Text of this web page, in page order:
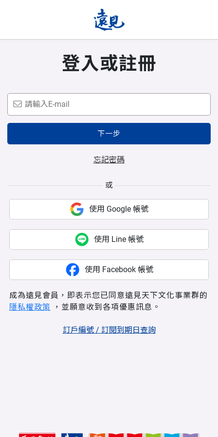
登入或註冊
下一步
忘記密碼
或
使用 Google 帳號
使用 Line 帳號
使用 Facebook 帳號
成為遠見會員，即表示您已同意遠見天下文化事業群的
隱私權政策 ，並願意收到各項優惠訊息。
訂戶編號 / 訂閱到期日查詢